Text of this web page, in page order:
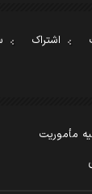
اشتراک
مأموریت